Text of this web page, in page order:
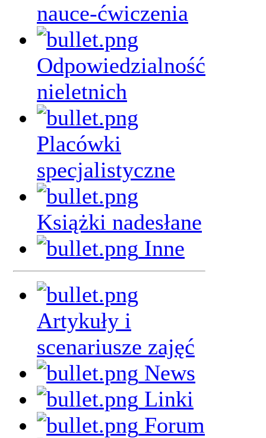
nauce-ćwiczenia
Odpowiedzialność
nieletnich
Placówki
specjalistyczne
Książki nadesłane
Inne
Artykuły i
scenariusze zajęć
News
Linki
Forum